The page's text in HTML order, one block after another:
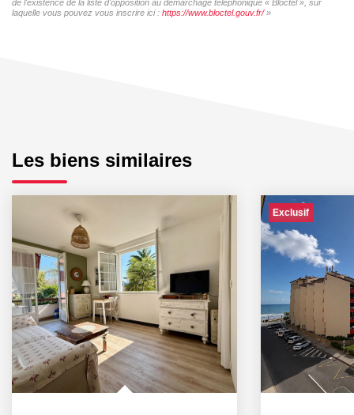
de l'existence de la liste d'opposition au démarchage téléphonique « Bloctel », sur
laquelle vous pouvez vous inscrire ici : https://www.bloctel.gouv.fr/»
Les biens similaires
Exclusif